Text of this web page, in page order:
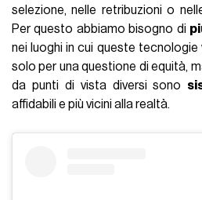
selezione, nelle retribuzioni o
Per questo abbiamo bisogno di
nei luoghi in cui queste
solo per una questione di equità,
da punti di vista diversi sono
affidabili e più vicini alla realtà.